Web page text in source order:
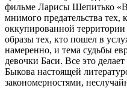
фильме Ларисы Шепитько
мнимого предательства тех,
оккупированной территории
образы тех, кто пошел в
намеренно, и тема судьбы
девочки Баси. Все это
Быкова настоящей
закономерностями,